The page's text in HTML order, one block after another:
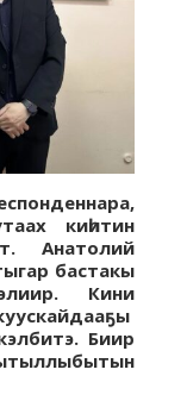
киһитин
Анатолий
бастакы
Кини
Биир